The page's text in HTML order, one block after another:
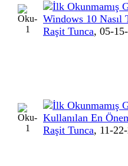
Windows 10 Nasıl
Raşit Tunca, 05-
Kullanılan En
Raşit Tunca, 11-